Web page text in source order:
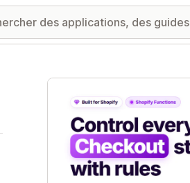
Galerie d’images vedette